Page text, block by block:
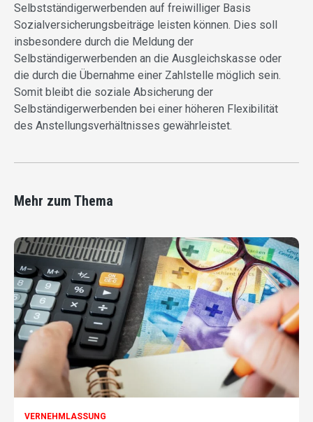
Selbstständigerwerbenden auf freiwilliger Basis
Sozialversicherungsbeiträge leisten können. Dies soll
insbesondere durch die Meldung der
Selbständigerwerbenden an die Ausgleichskasse oder
die durch die Übernahme einer Zahlstelle möglich sein.
Somit bleibt die soziale Absicherung der
Selbständigerwerbenden bei einer höheren Flexibilität
des Anstellungsverhältnisses gewährleistet.
Mehr zum Thema
VERNEHMLASSUNG